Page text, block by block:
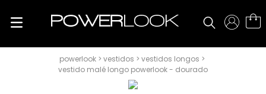
vestidos
vestidos longos
vestido malé longo powerlook - dourado